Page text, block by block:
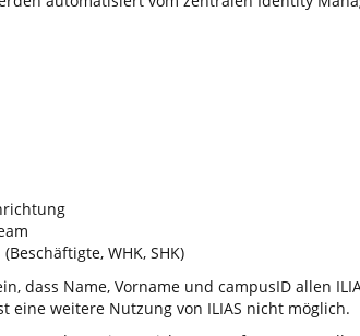
WHK, SHK)
dass Name, Vorname und campusID allen
eine weitere Nutzung von ILIAS nicht möglich.